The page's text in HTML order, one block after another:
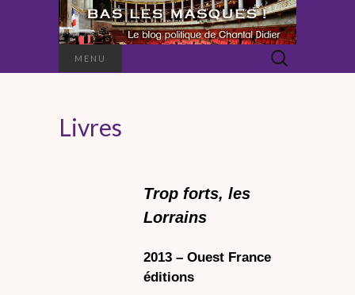
MENU Rechercher :
Livres
Trop forts, les
Lorrains
2013 – Ouest France
éditions